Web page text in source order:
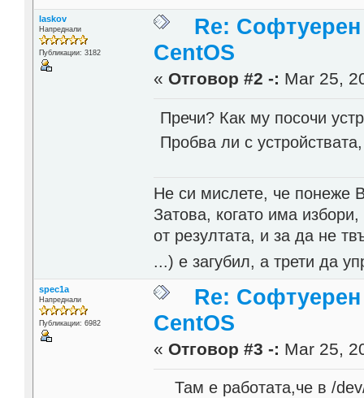
laskov
Напреднали
Публикации: 3182
Re:
CentOS
« Отговор #2 -: Mar 25,
Пречи? Как му посочи
Пробва ли с
Не си мислете, че понеже
Затова, когато има
от резултата, и за да не
...) е загубил, а трети да
spec1a
Напреднали
Публикации: 6982
Re:
CentOS
« Отговор #3 -: Mar 25,
Там е работата,че в /